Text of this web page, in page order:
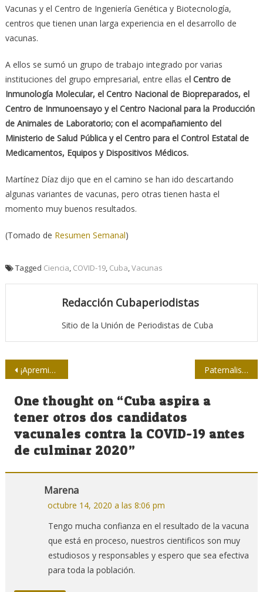
Vacunas y el Centro de Ingeniería Genética y Biotecnología,
centros que tienen unan larga experiencia en el desarrollo de
vacunas.
A ellos se sumó un grupo de trabajo integrado por varias
instituciones del grupo empresarial, entre ellas el Centro de
Inmunología Molecular, el Centro Nacional de Biopreparados, el
Centro de Inmunoensayo y el Centro Nacional para la Producción
de Animales de Laboratorio; con el acompañamiento del
Ministerio de Salud Pública y el Centro para el Control Estatal de
Medicamentos, Equipos y Dispositivos Médicos.
Martínez Díaz dijo que en el camino se han ido descartando
algunas variantes de vacunas, pero otras tienen hasta el
momento muy buenos resultados.
(Tomado de Resumen Semanal)
Tagged Ciencia COVID-19, Cuba Vacunas
Redacción Cubaperiodistas
Sitio de la Unión de Periodistas de Cuba
Navegación
de
entradas
¡Apremiado por el cierre! Paternalismo y socialismo, dúo anómalo
One thought on “Cuba aspira a
tener otros dos candidatos
vacunales contra la COVID-19 antes
de culminar 2020”
Marena
octubre 14, 2020 a las 8:06 pm
Tengo mucha confianza en el resultado de la vacuna
que está en proceso, nuestros cientificos son muy
estudiosos y responsables y espero que sea efectiva
para toda la población.